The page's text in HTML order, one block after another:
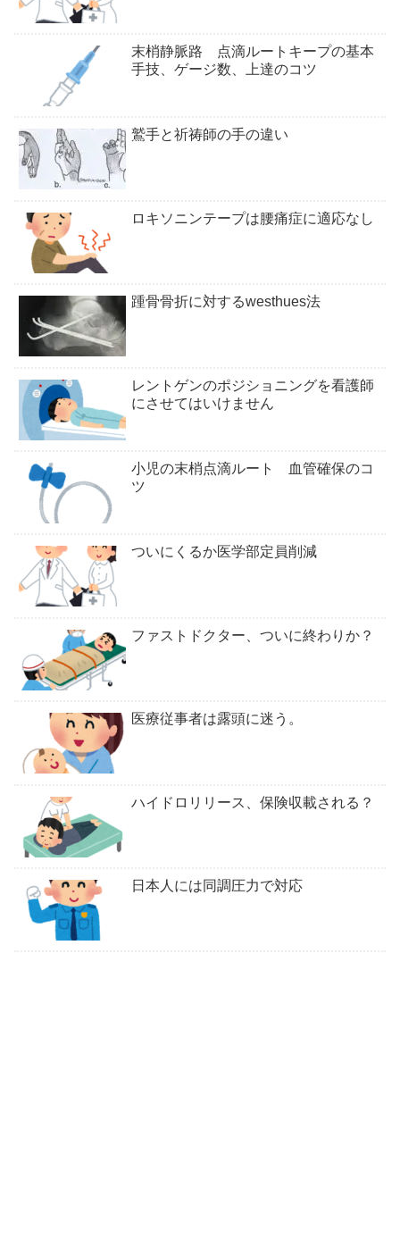
末梢静脈路 点滴ルートキープの基本
手技、ゲージ数、上達のコツ
鷲手と祈祷師の手の違い
ロキソニンテープは腰痛症に適応なし
踵骨骨折に対するwesthues法
レントゲンのポジショニングを看護師
にさせてはいけません
小児の末梢点滴ルート 血管確保のコ
ツ
ついにくるか医学部定員削減
ファストドクター、ついに終わりか？
医療従事者は露頭に迷う。
ハイドロリリース、保険収載される？
日本人には同調圧力で対応